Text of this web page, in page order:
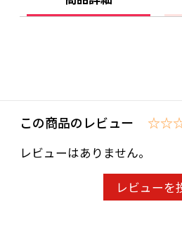
この商品のレビュー
レビューはありません。
レビューを